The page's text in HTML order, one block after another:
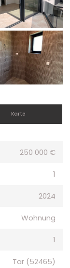
Karte
250 000 €
1
2024
Wohnung
1
Tar (52465)